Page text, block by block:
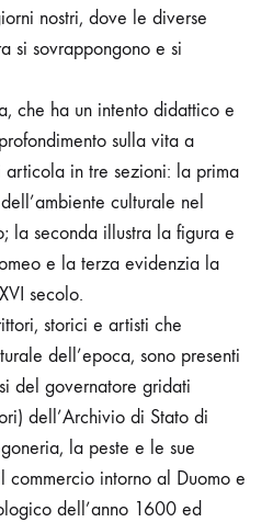
nostri, dove le diverse
si sovrappongono e si
che ha un intento didattico e
sulla vita a
in tre sezioni: la prima
culturale nel
la seconda illustra la figura e
e la terza evidenzia la
secolo.
storici e artisti che
dell’epoca, sono presenti
del governatore gridati
dell’Archivio di Stato di
la peste e le sue
commercio intorno al Duomo e
dell’anno 1600 ed